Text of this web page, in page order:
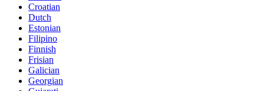
Croatian
Dutch
Estonian
Filipino
Finnish
Frisian
Galician
Georgian